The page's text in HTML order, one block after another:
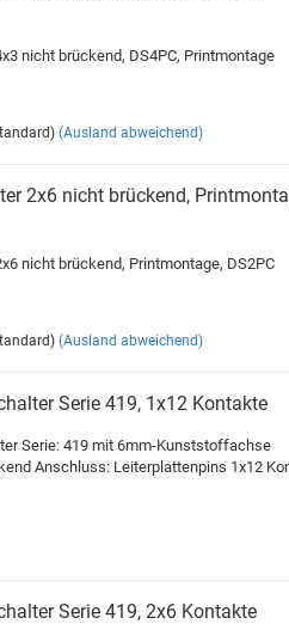
nicht brückend, DS4PC, Printmontage
(Ausland abweichend)
2x6 nicht brückend,
nicht brückend, Printmontage, DS2PC
(Ausland abweichend)
Serie 419, 1x12 Kontakte
Serie: 419 mit 6mm-Kunststoffachse
Anschluss: Leiterplattenpins 1x12
Serie 419, 2x6 Kontakte